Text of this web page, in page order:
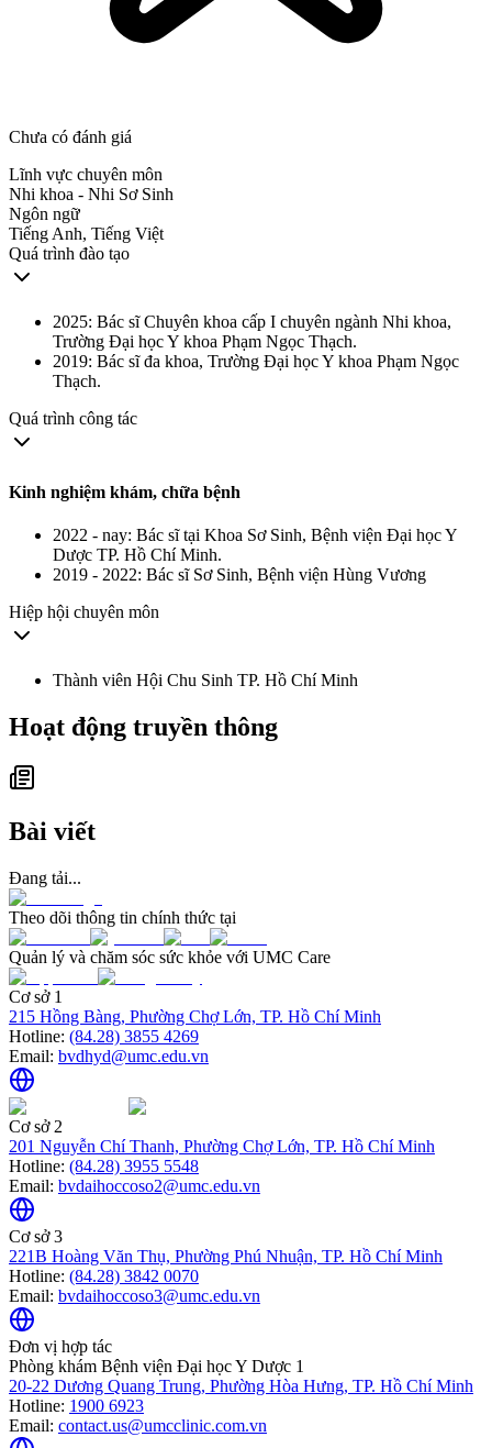
Chưa có đánh giá
Lĩnh vực chuyên môn
Nhi khoa - Nhi Sơ Sinh
Ngôn ngữ
Tiếng Anh, Tiếng Việt
Quá trình đào tạo
2025: Bác sĩ Chuyên khoa cấp I chuyên ngành Nhi khoa,
Trường Đại học Y khoa Phạm Ngọc Thạch.
2019: Bác sĩ đa khoa, Trường Đại học Y khoa Phạm Ngọc
Thạch.
Quá trình công tác
Kinh nghiệm khám, chữa bệnh
2022 - nay: Bác sĩ tại Khoa Sơ Sinh, Bệnh viện Đại học Y
Dược TP. Hồ Chí Minh.
2019 - 2022: Bác sĩ Sơ Sinh, Bệnh viện Hùng Vương
Hiệp hội chuyên môn
Thành viên Hội Chu Sinh TP. Hồ Chí Minh
Hoạt động truyền thông
Bài viết
Đang tải...
Theo dõi thông tin chính thức tại
Quản lý và chăm sóc sức khỏe với UMC Care
Cơ sở 1
215 Hồng Bàng, Phường Chợ Lớn, TP. Hồ Chí Minh
Hotline: (84.28) 3855 4269
Email: bvdhyd@umc.edu.vn
Cơ sở 2
201 Nguyễn Chí Thanh, Phường Chợ Lớn, TP. Hồ Chí Minh
Hotline: (84.28) 3955 5548
Email: bvdaihoccoso2@umc.edu.vn
Cơ sở 3
221B Hoàng Văn Thụ, Phường Phú Nhuận, TP. Hồ Chí Minh
Hotline: (84.28) 3842 0070
Email: bvdaihoccoso3@umc.edu.vn
Đơn vị hợp tác
Phòng khám Bệnh viện Đại học Y Dược 1
20-22 Dương Quang Trung, Phường Hòa Hưng, TP. Hồ Chí Minh
Hotline: 1900 6923
Email: contact.us@umcclinic.com.vn